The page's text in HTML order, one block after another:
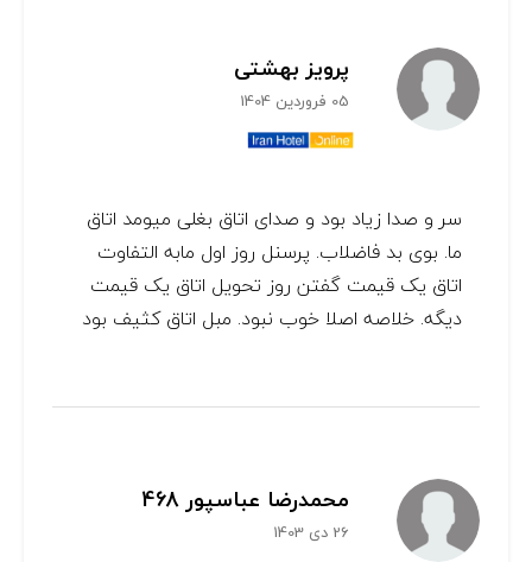
پرویز بهشتی
05 فروردین 1404
سر و صدا زیاد بود و صدای اتاق بغلی میومد اتاق
ما. بوی بد فاضلاب. پرسنل روز اول مابه التفاوت
اتاق یک قیمت گفتن روز تحویل اتاق یک قیمت
دیگه. خلاصه اصلا خوب نبود. مبل اتاق کثیف بود
محمدرضا عباسپور 468
26 دی 1403